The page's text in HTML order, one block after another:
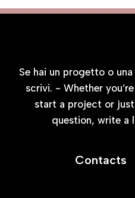
Se hai un progetto o
scrivi. - Whether
start a project or just
question, write a
Contacts